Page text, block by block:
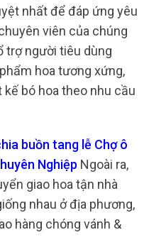
nhất để đáp ứng yêu
viên của chúng
trợ người tiêu dùng
hoa tương xứng,
bó hoa theo nhu cầu
buồn tang lễ Chợ ô
Nghiệp Ngoài ra,
giao hoa tận nhà
nhau ở địa phương,
hàng chóng vánh &